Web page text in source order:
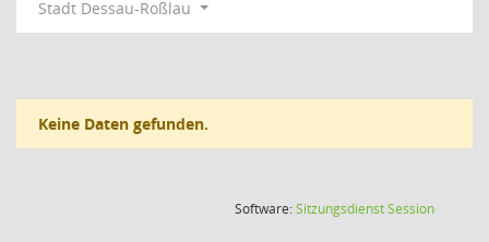
Stadt Dessau-Roßlau
Keine Daten gefunden.
Software:SitzungsdienstSession(Wird in